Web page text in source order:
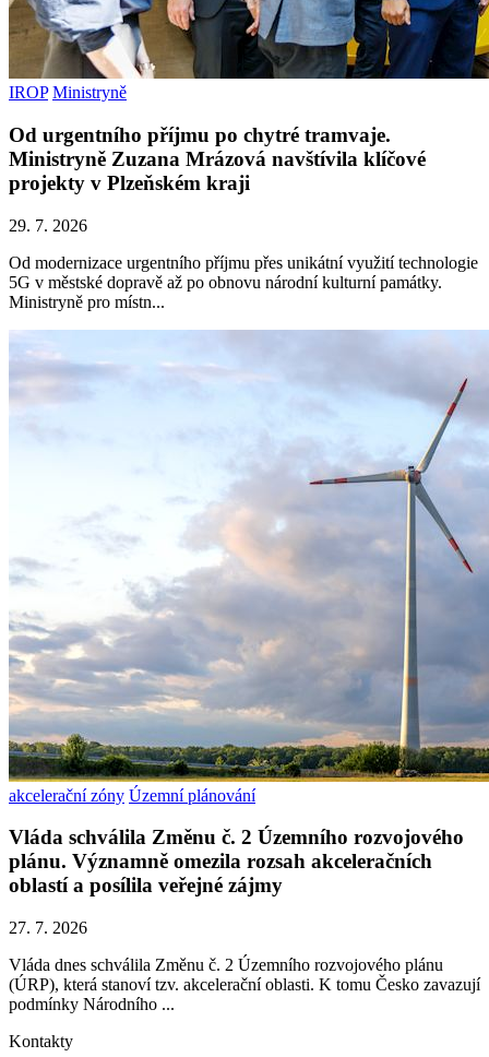
IROP Ministryně
Od urgentního příjmu po chytré tramvaje.
Ministryně Zuzana Mrázová navštívila klíčové
projekty v Plzeňském kraji
29. 7. 2026
Od modernizace urgentního příjmu přes unikátní využití technologie
5G v městské dopravě až po obnovu národní kulturní památky.
Ministryně pro místn...
akcelerační zóny Územní plánování
Vláda schválila Změnu č. 2 Územního rozvojového
plánu. Významně omezila rozsah akceleračních
oblastí a posílila veřejné zájmy
27. 7. 2026
Vláda dnes schválila Změnu č. 2 Územního rozvojového plánu
(ÚRP), která stanoví tzv. akcelerační oblasti. K tomu Česko zavazují
podmínky Národního ...
Kontakty